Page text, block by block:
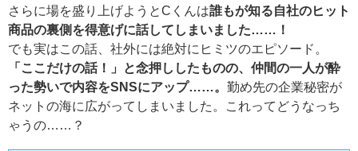
さらに場を盛り上げようとCくんは誰もが知る自社のヒット
商品の裏側を得意げに話してしまいました……！
でも実はこの話、社外には絶対にヒミツのエピソード。
「ここだけの話！」と念押ししたものの、仲間の一人が酔
った勢いで内容をSNSにアップ……。 勤め先の企業秘密が
ネットの海に広がってしまいました。これってどうなっち
ゃうの……？